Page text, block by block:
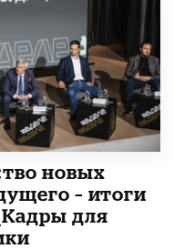
новых
– итоги
для